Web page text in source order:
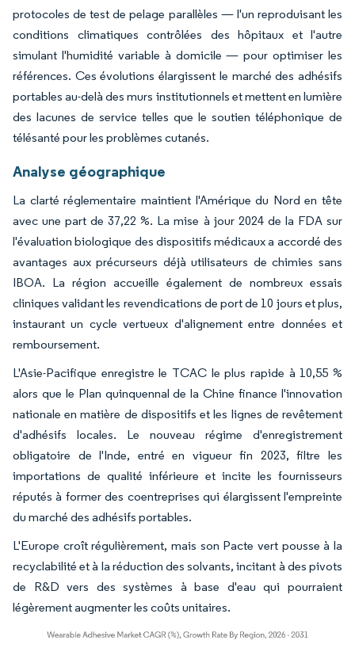
protocoles de test de pelage parallèles — l'un reproduisant les
conditions climatiques contrôlées des hôpitaux et l'autre
simulant l'humidité variable à domicile — pour optimiser les
références. Ces évolutions élargissent le marché des adhésifs
portables au-delà des murs institutionnels et mettent en lumière
des lacunes de service telles que le soutien téléphonique de
télésanté pour les problèmes cutanés.
Analyse géographique
La clarté réglementaire maintient l'Amérique du Nord en tête
avec une part de 37,22 %. La mise à jour 2024 de la FDA sur
l'évaluation biologique des dispositifs médicaux a accordé des
avantages aux précurseurs déjà utilisateurs de chimies sans
IBOA. La région accueille également de nombreux essais
cliniques validant les revendications de port de 10 jours et plus,
instaurant un cycle vertueux d'alignement entre données et
remboursement.
L'Asie-Pacifique enregistre le TCAC le plus rapide à 10,55 %
alors que le Plan quinquennal de la Chine finance l'innovation
nationale en matière de dispositifs et les lignes de revêtement
d'adhésifs locales. Le nouveau régime d'enregistrement
obligatoire de l'Inde, entré en vigueur fin 2023, filtre les
importations de qualité inférieure et incite les fournisseurs
réputés à former des coentreprises qui élargissent l'empreinte
du marché des adhésifs portables.
L'Europe croît régulièrement, mais son Pacte vert pousse à la
recyclabilité et à la réduction des solvants, incitant à des pivots
de R&D vers des systèmes à base d'eau qui pourraient
légèrement augmenter les coûts unitaires.